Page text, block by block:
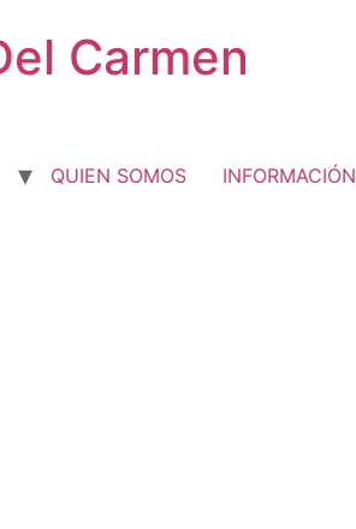
Carmen
QUIEN SOMOS INFORMACIÓN